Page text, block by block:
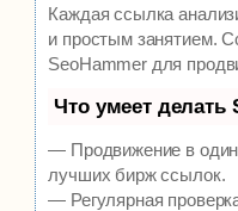
Каждая ссылка
и простым занятием.
SeoHammer для
Что умеет делать
— Продвижение в один
лучших бирж ссылок.
— Регулярная